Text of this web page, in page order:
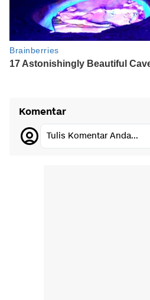
Komentar
Tulis Komentar Anda...